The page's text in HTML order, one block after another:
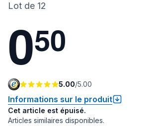
Lot de 12
050
5.00/5.00
Informations sur le produit
Cet article est épuisé.
Articles similaires disponibles.